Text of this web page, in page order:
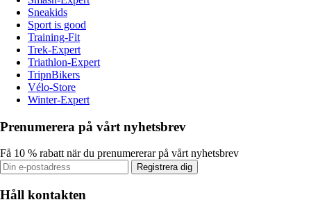
Sneakids
Sport is good
Training-Fit
Trek-Expert
Triathlon-Expert
TripnBikers
Vélo-Store
Winter-Expert
Prenumerera på vårt nyhetsbrev
Få 10 % rabatt när du prenumererar på vårt nyhetsbrev
Registrera dig
Håll kontakten